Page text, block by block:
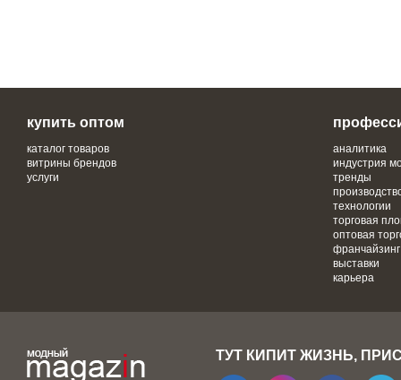
купить оптом
каталог товаров
витрины брендов
услуги
аналитика
индустрия
тренды
технологии
торговая
оптовая
франчайзинг
выставки
карьера
ТУТ КИПИТ ЖИЗНЬ,